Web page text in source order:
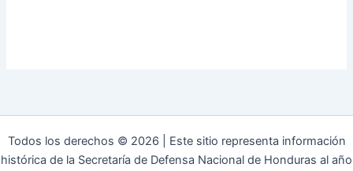
Todos los derechos © 2026 | Este sitio representa información
histórica de la Secretaría de Defensa Nacional de Honduras al año